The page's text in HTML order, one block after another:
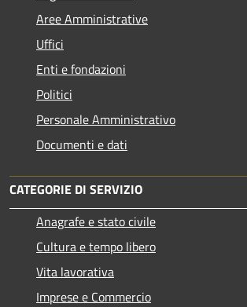
Aree Amministrative
Uffici
Enti e fondazioni
Politici
Personale Amministrativo
Documenti e dati
CATEGORIE DI SERVIZIO
Anagrafe e stato civile
Cultura e tempo libero
Vita lavorativa
Imprese e Commercio